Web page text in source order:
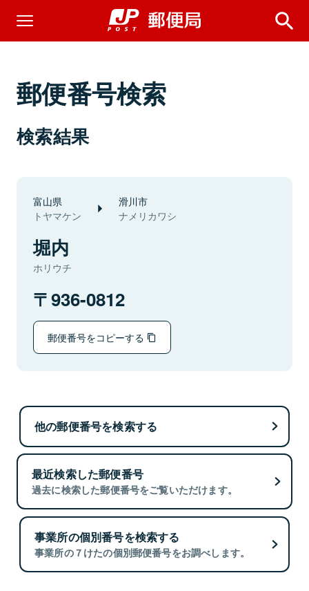
郵便番号検索
検索結果
富山県
トヤマケン
滑川市
ナメリカワシ
堀内
ホリウチ
936-0812
郵便番号をコピーする
他の郵便番号を検索する
最近検索した郵便番号
過去に検索した郵便番号をご覧いただけます。
事業所の個別番号を検索する
事業所の７けたの個別郵便番号をお調べします。